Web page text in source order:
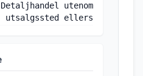
Detaljhandel utenom
utsalgssted ellers